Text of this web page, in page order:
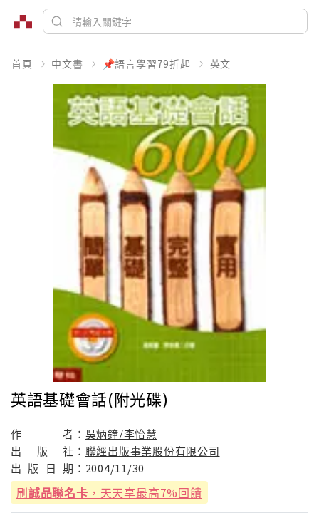
首頁 中文書 📌語言學習79折起 英文
英語基礎會話(附光碟)
作 者： 吳炳鐘/李怡慧
出
版 社： 聯經出版事業股份有限公司
出 版 日 期： 2004/11/30
刷誠品聯名卡 ，天天享最高7%回饋